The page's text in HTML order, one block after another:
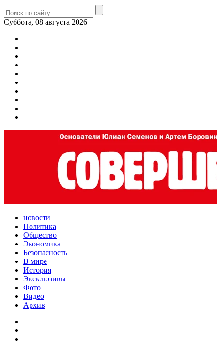
Суббота, 08 августа 2026
новости
Политика
Общество
Экономика
Безопасность
В мире
История
Эксклюзивы
Фото
Видео
Архив